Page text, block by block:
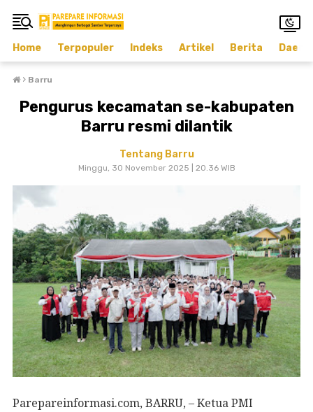
Home Terpopuler Indeks Artikel Berita
› Barru
Pengurus kecamatan se-kabupaten
Barru resmi dilantik
Tentang Barru
Minggu, 30 November 2025 | 20.36 WIB
Parepareinformasi.com, BARRU, – Ketua PMI